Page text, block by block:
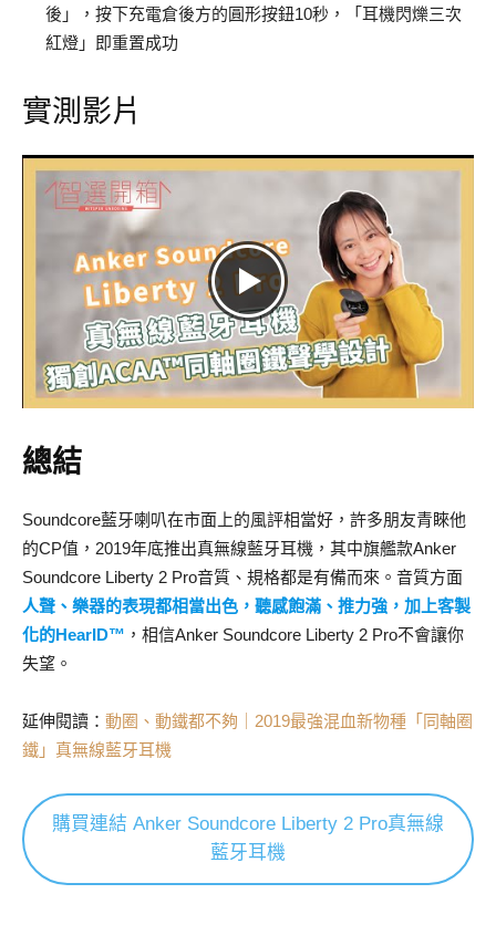
後」，按下充電倉後方的圓形按鈕10秒，「耳機閃爍三次
紅燈」即重置成功
實測影片
總結
Soundcore藍牙喇叭在市面上的風評相當好，許多朋友青睞他
的CP值，2019年底推出真無線藍牙耳機，其中旗艦款Anker
Soundcore Liberty 2 Pro音質、規格都是有備而來。音質方面
人聲、樂器的表現都相當出色，聽感飽滿、推力強，加上客製
化的HearID™ ，相信Anker Soundcore Liberty 2 Pro不會讓你
失望。
延伸閱讀： 動圈、動鐵都不夠｜2019最強混血新物種「同軸圈
鐵」真無線藍牙耳機
購買連結 Anker Soundcore Liberty 2 Pro真無線
藍牙耳機